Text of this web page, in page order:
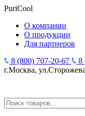
PuriCool
О компании
О продукции
Для партнеров
8 (800) 707-20-67
8
г.Москва,